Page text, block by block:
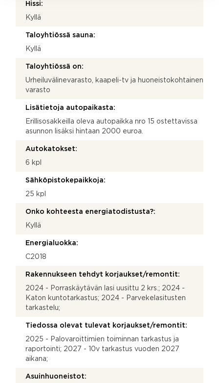
Hissi:
Kyllä
Taloyhtiössä sauna:
Kyllä
Taloyhtiössä on:
Urheiluvälinevarasto, kaapeli-tv ja huoneistokohtainen
varasto
Lisätietoja autopaikasta:
Erillisosakkeilla oleva autopaikka nro 15 ostettavissa
asunnon lisäksi hintaan 2000 euroa.
Autokatokset:
6 kpl
Sähköpistokepaikkoja:
25 kpl
Onko kohteesta energiatodistusta?:
Kyllä
Energialuokka:
C2018
Rakennukseen tehdyt korjaukset/remontit:
2024 - Porraskäytävän lasi uusittu 2 krs.; 2024 -
Katon kuntotarkastus; 2024 - Parvekelasitusten
tarkastelu;
Tiedossa olevat tulevat korjaukset/remontit:
2025 - Palovaroittimien toiminnan tarkastus ja
raportointi; 2027 - 10v tarkastus vuoden 2027
aikana;
Asuinhuoneistot: